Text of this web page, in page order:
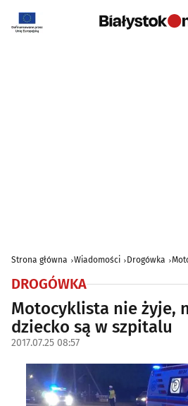
Strona główna Wiadomości Drogówka
DROGÓWKA
Motocyklista nie żyje,
dziecko są w szpitalu
2017.07.25 08:57